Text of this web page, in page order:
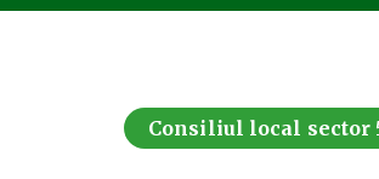
Consiliul local sector